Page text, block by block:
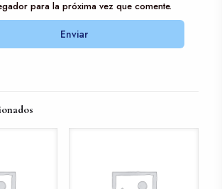
para la próxima vez que comente.